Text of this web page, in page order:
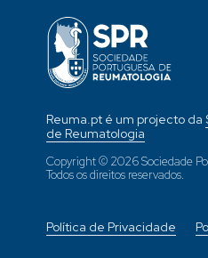
Reuma.pt é um projecto da
de Reumatologia
Copyright © 2026 Sociedade
Todos os direitos reservados.
Política de Privacidade